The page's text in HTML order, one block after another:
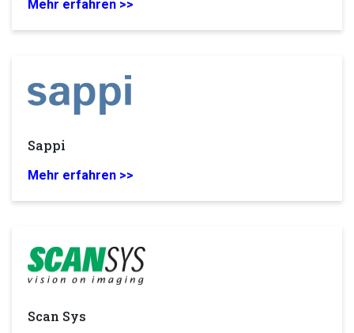
Mehr erfahren >>
Sappi
Mehr erfahren >>
Scan Sys